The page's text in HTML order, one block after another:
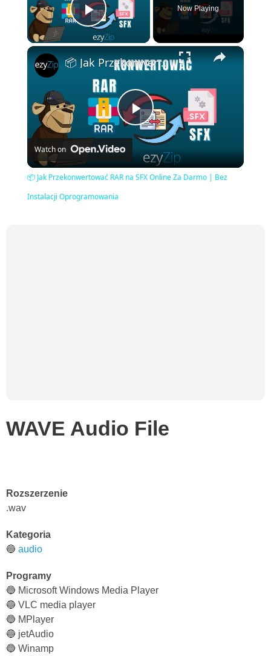
Play Video
Now Playing
×
Play
Video
📦 Jak Przekonwertować RAR na SFX Online Za Darmo | Bez Instalacji Oprogramowania
Watch on
📦 Jak Przekonwertować RAR na SFX Online Za Darmo | Bez
Instalacji Oprogramowania
WAVE Audio File
Rozszerzenie
.wav
Kategoria
🔵 audio
Programy
🔵 Microsoft Windows Media Player
🔵 VLC media player
🔵 MPlayer
🔵 jetAudio
🔵 Winamp